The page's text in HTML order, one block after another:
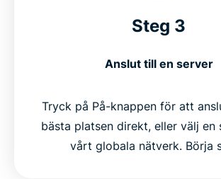
Steg 3
Anslut till en server
Tryck på På-knappen för att
bästa platsen direkt, eller välj en
vårt globala nätverk. Börja